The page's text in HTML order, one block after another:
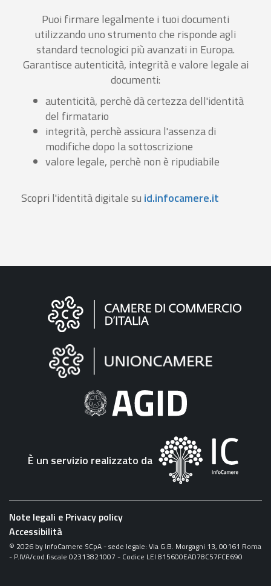
Puoi firmare legalmente i tuoi documenti
utilizzando uno strumento che risponde agli
standard tecnologici più avanzati in Europa.
Garantisce autenticità, integrità e valore legale ai
documenti:
autenticità, perchè dà certezza dell'identità
del firmatario
integrità, perchè assicura l'assenza di
modifiche dopo la sottoscrizione
valore legale, perchè non è ripudiabile
Scopri l'identità digitale su id.infocamere.it
Informazioni
"Fattura
Elettronica"
È un servizio realizzato da
Note legali e Privacy policy
Accessibilità
© 2026 by InfoCamere SCpA - sede legale: Via G.B. Morgagni 13, 00161 Roma
- P.IVA/cod.fiscale 02313821007 - Codice LEI 815600EAD78C57FCE690